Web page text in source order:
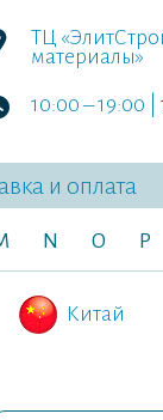
ТЦ
материалы»
10:00 – 19:00 |
и оплата
N O P
Китай